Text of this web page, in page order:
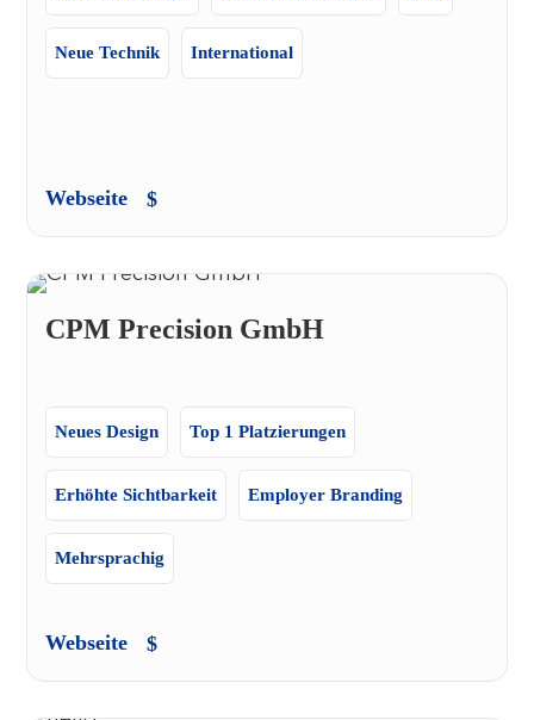
Neue Technik International
Webseite
CPM Precision GmbH
Neues Design Top 1 Platzierungen
Erhöhte Sichtbarkeit Employer Branding
Mehrsprachig
Webseite